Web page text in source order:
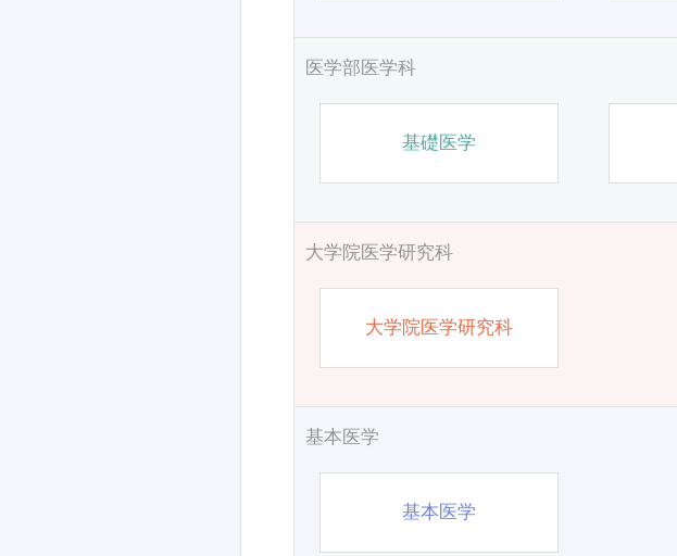
医学部医学科
基礎医学
大学院医学研究科
大学院医学研究科
基本医学
基本医学